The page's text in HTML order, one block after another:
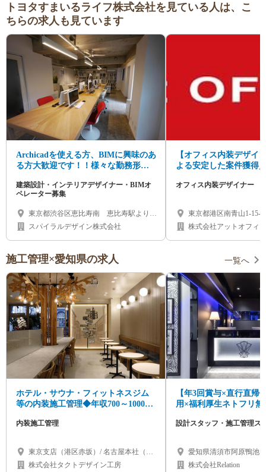
トヨタすまいるライフ株式会社を見ている人は、こ
ちらの求人も見ています
Archicadを使える方、BIMに興味のあ
る方大歓迎です！！様々な勤務形態
が可能。
建築設計・インテリアデザイナー・BIMオ
ペレーター募集
東京都渋谷区恵比寿南 恵比寿駅より徒
歩4分
スパイラルデザイン株式会社
【オフィス内装デザイ
よる安定した案件獲得
オフィス内装デザイナー
東京都港区南青山1-15-
階
株式会社アットオフィス
施工管理×愛知県の求人 一覧へ
ホテル・サウナ・フィットネスジム
等の内装施工管理◆年収700～1000万
内装施工管理
東京支店（港区赤坂）/ 名古屋本社（名
古屋市千種区）/ 大阪支店（心斎橋）/ 北
株式会社タクトデザイン工房
【年3回賞与×直行直帰
用×福利厚生ネトフリ
設計スタッフ・施工管理ス
愛知県清須市阿原鴨池
株式会社Relation